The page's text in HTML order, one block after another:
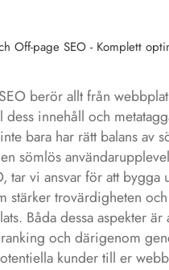
Off-page SEO - Komplett
berör allt från
dess innehåll och
bara har rätt balans av
sömlös
tar vi ansvar för att bygga
stärker trovärdigheten
Båda dessa aspekter
och därigenom
kunder till er